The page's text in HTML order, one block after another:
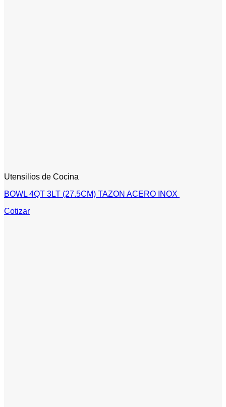
Utensilios de Cocina
BOWL 4QT 3LT (27.5CM) TAZON ACERO INOX
Cotizar